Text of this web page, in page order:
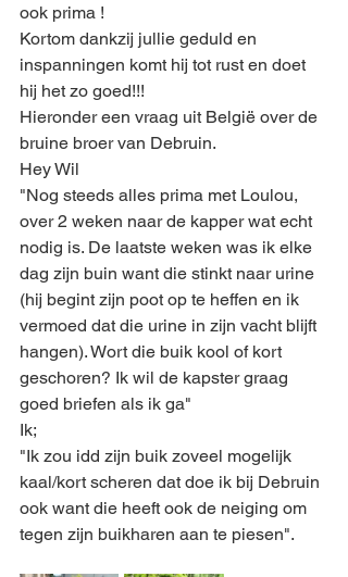
ook prima !
Kortom dankzij jullie geduld en
inspanningen komt hij tot rust en doet
hij het zo goed!!!
Hieronder een vraag uit België over de
bruine broer van Debruin.
Hey Wil
"Nog steeds alles prima met Loulou,
over 2 weken naar de kapper wat echt
nodig is. De laatste weken was ik elke
dag zijn buin want die stinkt naar urine
(hij begint zijn poot op te heffen en ik
vermoed dat die urine in zijn vacht blijft
hangen). Wort die buik kool of kort
geschoren? Ik wil de kapster graag
goed briefen als ik ga"
Ik;
"Ik zou idd zijn buik zoveel mogelijk
kaal/kort scheren dat doe ik bij Debruin
ook want die heeft ook de neiging om
tegen zijn buikharen aan te piesen".